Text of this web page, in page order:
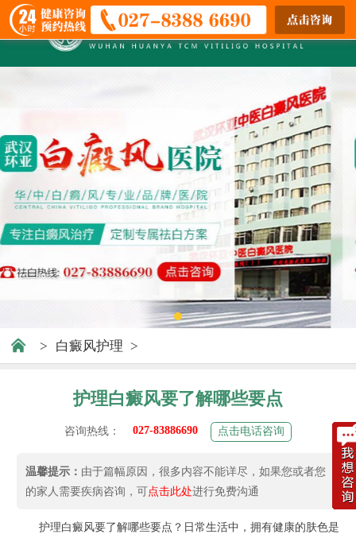
> 白癜风护理 >
护理白癜风要了解哪些要点
咨询热线： 027-83886690 点击电话咨询
温馨提示： 由于篇幅原因，很多内容不能详尽，如果您或者您
的家人需要疾病咨询，可点击此处进行免费沟通
护理白癜风要了解哪些要点？日常生活中，拥有健康的肤色是